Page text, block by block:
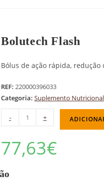
Bolutech Flash
Bólus de ação rápida,
REF: 220000396033
Categoria: Suplemento Nutricional
- +
77,63€